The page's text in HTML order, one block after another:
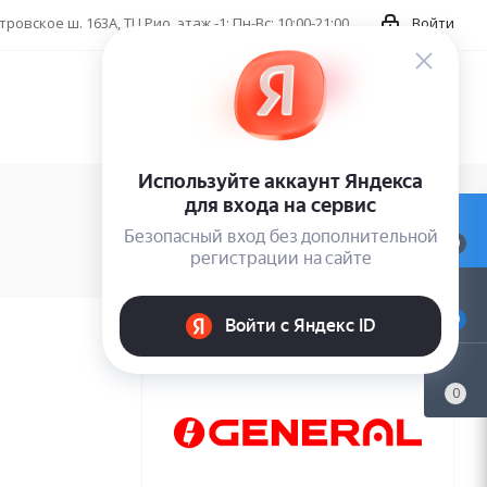
Войти
ш. 163А, ТЦ Рио, этаж -1; Пн-Вс: 10:00-21:00
0
0
0